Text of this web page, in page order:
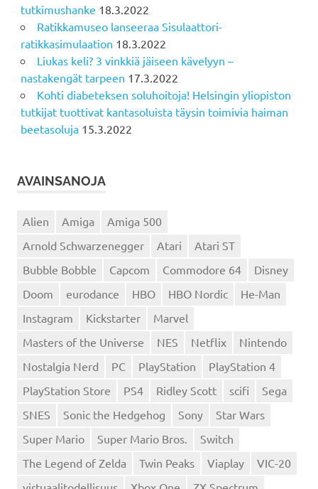
tutkimushanke 18.3.2022
Ratikkamuseo lanseeraa Sisulaattori-
ratikkasimulaation 18.3.2022
Liukas keli? 3 vinkkiä jäiseen kävelyyn –
nastakengät tarpeen 17.3.2022
Kohti diabeteksen soluhoitoja! Helsingin yliopiston
tutkijat tuottivat kantasoluista täysin toimivia haiman
beetasoluja 15.3.2022
AVAINSANOJA
Alien Amiga
Amiga 500
Arnold Schwarzenegger
Atari
Atari ST
Bubble Bobble
Capcom Commodore 64
Disney
Doom
eurodance HBO HBO Nordic
He-Man
Instagram
Kickstarter
Marvel
Masters of the Universe
NES Netflix
Nintendo
Nostalgia Nerd
PC PlayStation
PlayStation 4
PlayStation Store
PS4 Ridley Scott scifi
Sega
SNES
Sonic the Hedgehog Sony
Star Wars
Super Mario
Super Mario Bros.
Switch
The Legend of Zelda
Twin Peaks Viaplay
VIC-20